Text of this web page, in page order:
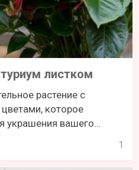
листком
растение с
которое
украшения вашего...
1